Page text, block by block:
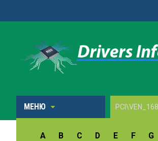
МЕНЮ
A B C D E F G